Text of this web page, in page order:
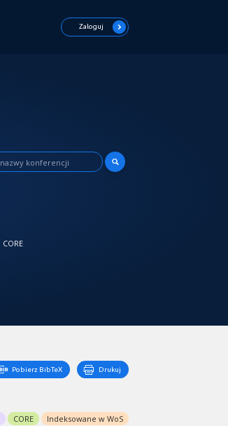
Zaloguj
CORE
Pobierz BibTeX Drukuj
CORE Indeksowane w WoS